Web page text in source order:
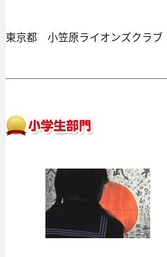
東京都 小笠原ライオンズクラブ